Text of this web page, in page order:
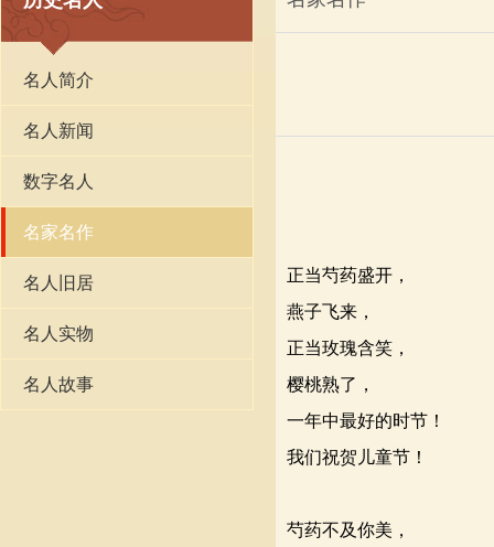
名人简介
名人新闻
数字名人
名家名作
名人旧居
名人实物
名人故事
正当芍药盛开，
燕子飞来，
正当玫瑰含笑，
樱桃熟了，
一年中最好的时节！
我们祝贺儿童节！
芍药不及你美，